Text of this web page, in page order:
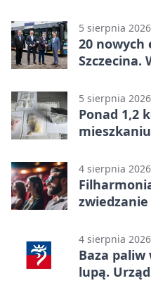
5 sierpnia 2026
20
Szczecina.
5 sierpnia 2026
Ponad 1,2
4 sierpnia 2026
zwiedzanie
4 sierpnia 2026
Baza paliw
lupą.